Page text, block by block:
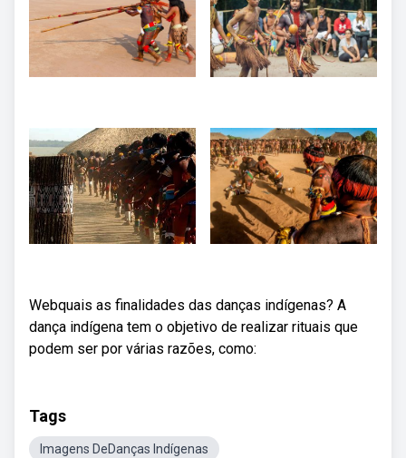
Webquais as finalidades das danças indígenas? A
dança indígena tem o objetivo de realizar rituais que
podem ser por várias razões, como:
Tags
Imagens DeDanças Indígenas